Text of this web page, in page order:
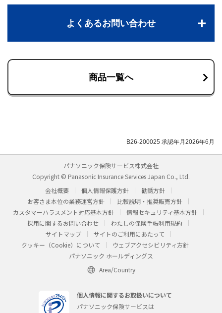
よくあるお問い合わせ
商品一覧へ
B26-200025 承認年月2026年6月
パナソニック保険サービス株式会社
Copyright © Panasonic Insurance Services Japan Co., Ltd.
会社概要
個人情報保護方針
勧誘方針
お客さま本位の業務運営方針
比較説明・推奨販売方針
カスタマーハラスメント対応基本方針
情報セキュリティ基本方針
採用に関するお問い合わせ
わたしの保険手帳利用規約
サイトマップ
サイトのご利用にあたって
クッキー（Cookie）について
ウェブアクセシビリティ方針
パナソニック ホールディングス
Area/Country
個人情報に関するお取扱いについて
パナソニック保険サービスは